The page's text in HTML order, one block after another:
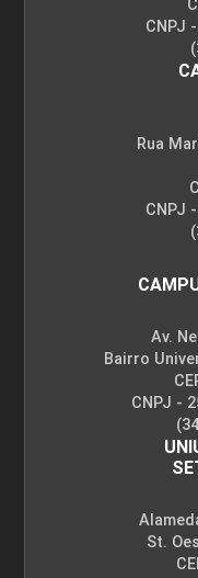
CNPJ
Rua
CNPJ
Av.
Bairro
CNPJ -
St.